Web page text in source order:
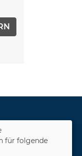
für folgende